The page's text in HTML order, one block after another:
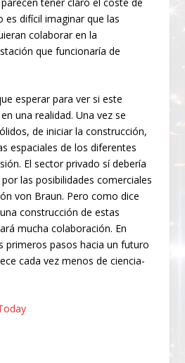
es difícil imaginar que las
colaborar en la
que funcionaría de
esperar para ver si este
una realidad. Una vez se
de iniciar la construcción,
espaciales de los diferentes
El sector privado sí debería
las posibilidades comerciales
von Braun. Pero como dice
construcción de estas
mucha colaboración. En
primeros pasos hacia un futuro
cada vez menos de ciencia-